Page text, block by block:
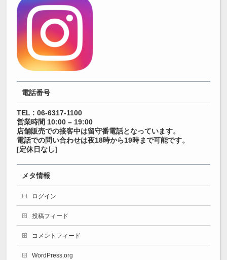
電話番号
TEL : 06-6317-1100
営業時間 10:00 – 19:00
店舗販売での接客中は留守番電話となっています。
電話での問い合わせは夜18時から19時まで可能です。
[定休日なし]
メタ情報
ログイン
投稿フィード
コメントフィード
WordPress.org